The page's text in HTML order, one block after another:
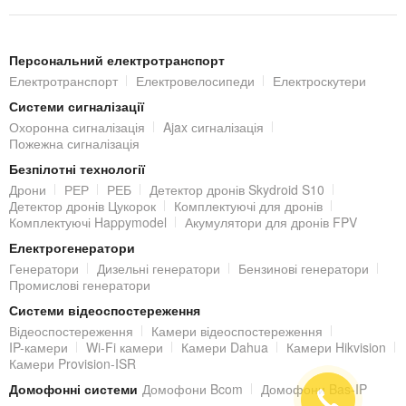
MicroSD карту до 256 ГБ(купується окремо) для локального
зберігання записів.
Підключення IP-відеокамери
виконується за допомогою стандартного роз'єму RJ45
(10M/100M).
Живлення здійснюється від блоку живлення 12V DC (не входить
в комплект) / PoE (802.3 af).
Віддалений доступ до IP-камери
Переглядати відеозображення з встановленої IP-камери можна
з локальної мережі, але також з будь-якої точки світу, де є
Персональний електротранспорт
Електротранспорт
Електровелосипеди
Електроскутери
Системи сигналізації
Охоронна сигналізація
Ajax сигналізація
Пожежна сигналізація
Безпілотні технології
Дрони
РЕР РЕБ
Детектор дронів Skydroid S10
Детектор дронів Цукорок
Комплектуючі для дронів
Комплектуючі Happymodel
Акумулятори для дронів FPV
Електрогенератори
Генератори
Дизельні генератори
Бензинові генератори
Промислові генератори
Системи відеоспостереження
Відеоспостереження
Камери відеоспостереження
IP-камери
Wi-Fi камери Камери Dahua
Камери Hikvision
Камери Provision-ISR
Домофонні системи Домофони Bcom Домофони Bas-IP